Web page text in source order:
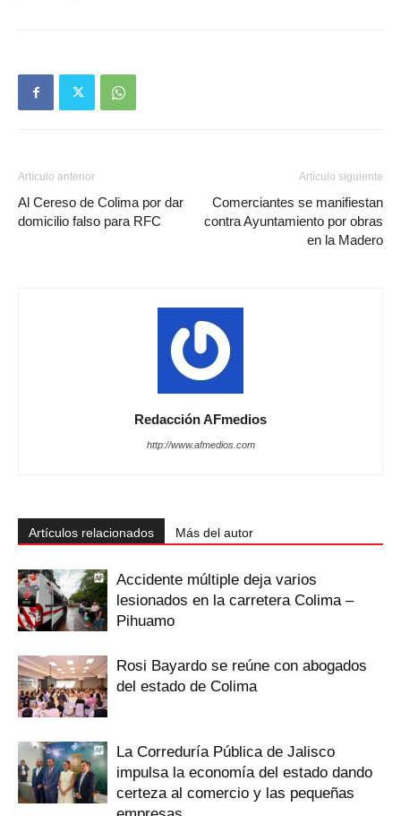
Artículo anterior
Al Cereso de Colima por dar
domicilio falso para RFC
Artículo siguiente
Comerciantes se manifiestan
contra Ayuntamiento por obras
en la Madero
Redacción AFmedios
http://www.afmedios.com
Artículos relacionados Más del autor
Accidente múltiple deja varios
lesionados en la carretera Colima –
Pihuamo
Rosi Bayardo se reúne con abogados
del estado de Colima
La Correduría Pública de Jalisco
impulsa la economía del estado dando
certeza al comercio y las pequeñas